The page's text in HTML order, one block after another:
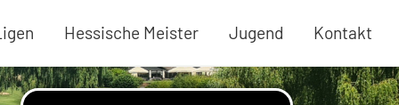
Hessische Meister Jugend Kontakt